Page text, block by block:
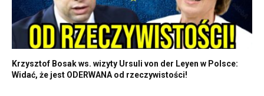
Krzysztof Bosak ws. wizyty Ursuli von der Leyen w Polsce:
Widać, że jest ODERWANA od rzeczywistości!